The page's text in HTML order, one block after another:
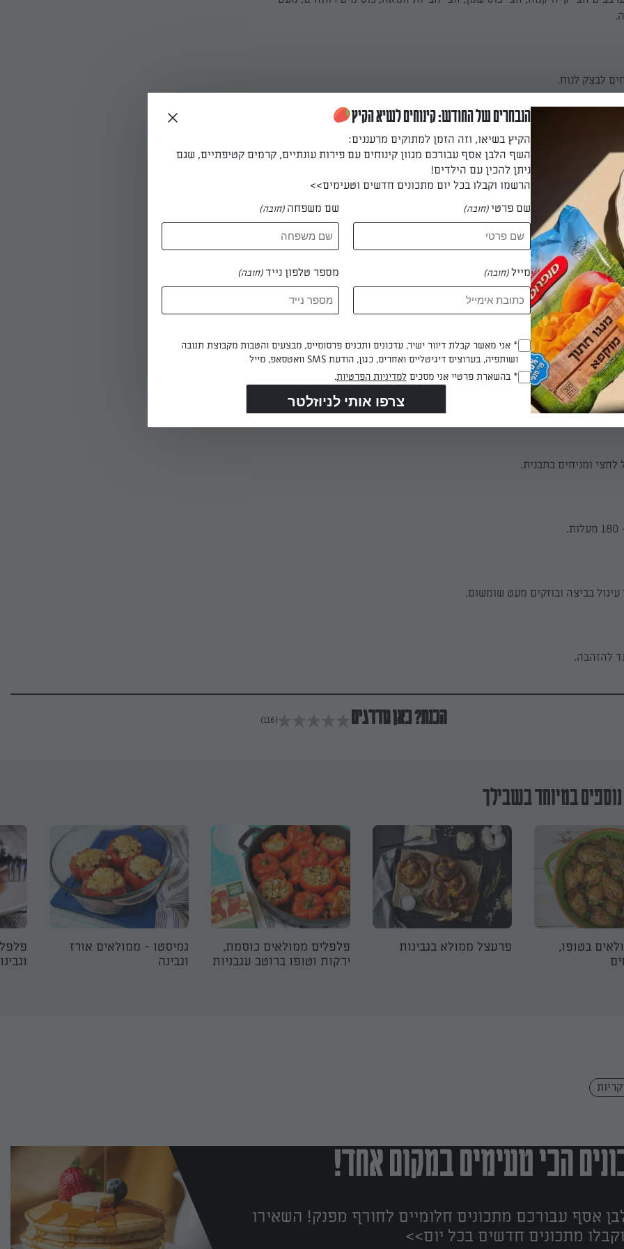
לבצק לנוח.
מים מבשלים את תפוח האדמה עד לריכוך.
את תפוחי האדמה לפירה.
עם הגבינה הבולגרית.
את הפירה המעורבב עם הבולגרית.
לחצי ומניחים בתבנית.
בביצה ובוזקים מעט שומשום.
להזהבה.
הכנת? כאן מדרגים (116)
במיוחד בשבילך
בטופו,
פרעצל ממולא בגבינות
פלפלים ממולאים כוסמת,
ירקות וטופו ברוטב עגבניות
גמיסטו - ממולאים אורז
וגבינה
הכי טעימים במקום אחד!
אסף עבורכם מתכונים חלומיים לחורף מפנק! השאירו
מתכונים חדשים בכל יום>>
הנבחרים של החודש: קינוחים לשיא הקיץ
הקיץ בשיאו, וזה הזמן למתוקים מרעננים:
השף הלבן אסף עבורכם מגוון קינוחים עם פירות עונתיים, קרמים קטיפתיים, שגם
ניתן להכין עם הילדים!
הרשמו וקבלו בכל יום מתכונים חדשים וטעימים>>
שם פרטי(חובה) שם משפחה (חובה)
מייל(חובה) מספר טלפון נייד(חובה)
Opt_In
(חובה)
* אני מאשר קבלת דיוור ישיר, עדכונים ותכנים פרסומיים, מבצעים והטבות מקבוצת תנובה
ושותפיה, בערוצים דיגיטליים ואחרים, כגון, הודעת SMS וואטסאפ, מייל
RegulationsApproved
* בהשארת פרטיי אני מסכים למדיניות הפרטיות.